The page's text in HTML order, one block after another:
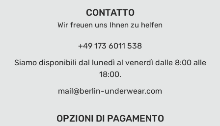
CONTATTO
Wir freuen uns Ihnen zu helfen
+49 173 6011 538
Siamo disponibili dal lunedì al venerdì dalle 8:00 alle
18:00.
mail@berlin-underwear.com
OPZIONI DI PAGAMENTO